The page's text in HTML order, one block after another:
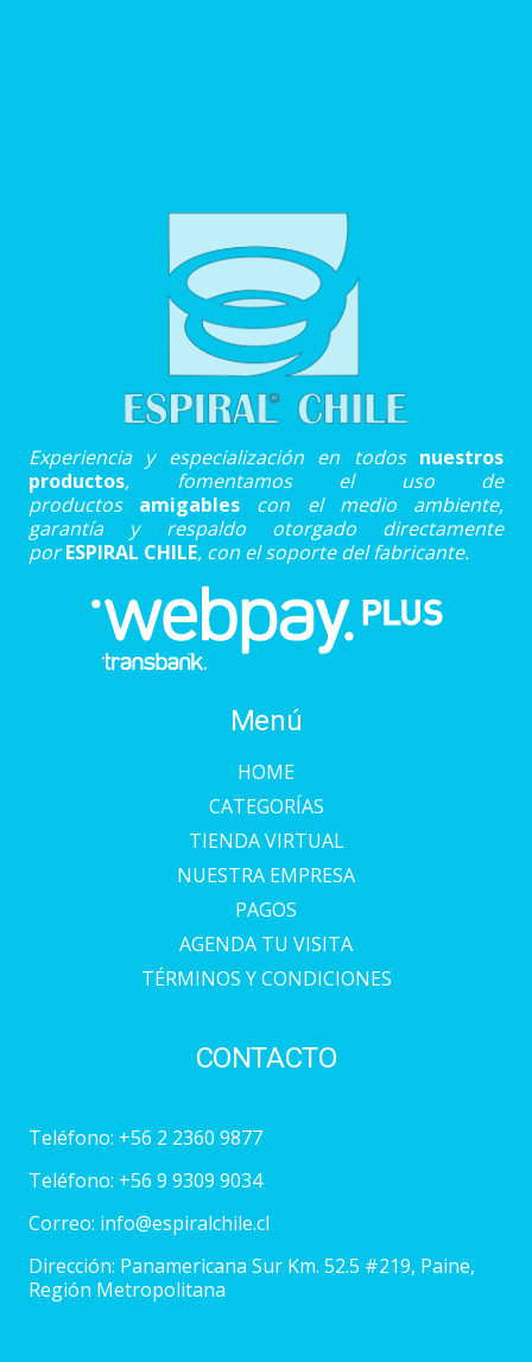
Experiencia y especialización en todos nuestros
productos, fomentamos el uso de
productos amigables con el medio ambiente,
garantía y respaldo otorgado directamente
porESPIRAL CHILE, con el soporte del fabricante.
Menú
HOME
CATEGORÍAS
TIENDA VIRTUAL
NUESTRA EMPRESA
PAGOS
AGENDA TU VISITA
TÉRMINOS Y CONDICIONES
CONTACTO
Teléfono: +56 2 2360 9877
Teléfono: +56 9 9309 9034
Correo: info@espiralchile.cl
Dirección: Panamericana Sur Km. 52.5 #219, Paine,
Región Metropolitana